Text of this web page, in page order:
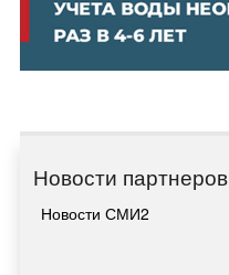
Новости партнеров
Новости СМИ2